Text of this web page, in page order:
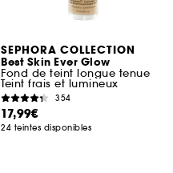
SEPHORA COLLECTION
Best Skin Ever Glow
Fond de teint longue tenue
Teint frais et lumineux
354
17,99€
24 teintes disponibles